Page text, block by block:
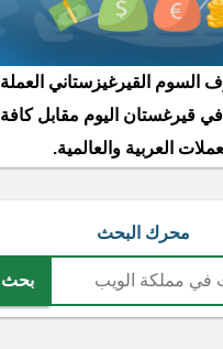
القيرغيزستاني العملة
في قيرغستان اليوم مقابل كافة
العربية والعالمية.
محرك البحث
بحث